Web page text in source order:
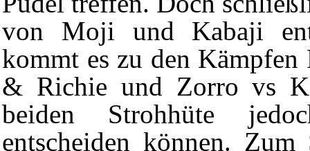
von Moji und Kabaji
kommt es zu den Kämpfen
& Richie und Zorro vs
beiden Strohhüte
entscheiden können. Zum